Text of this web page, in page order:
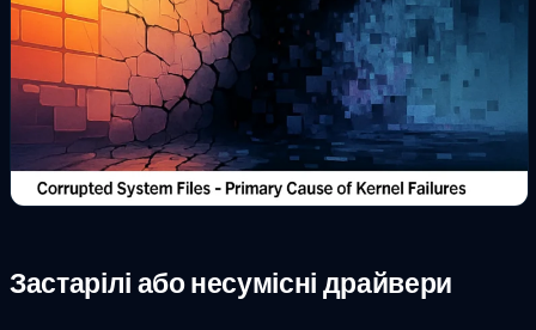
Застарілі або несумісні драйвери